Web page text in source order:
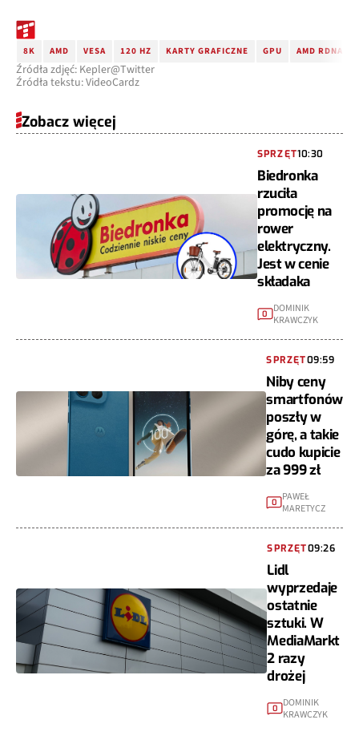
8K AMD VESA 120 HZ KARTY GRAFICZNE GPU AMD RDNA3
Źródła zdjęć: Kepler@Twitter
Źródła tekstu: VideoCardz
Zobacz więcej
SPRZĘT10:30
Biedronka
rzuciła
promocję na
rower
elektryczny.
Jest w cenie
składaka
0
DOMINIK
KRAWCZYK
SPRZĘT09:59
Niby ceny
smartfonów
poszły w
górę, a takie
cudo kupicie
za 999 zł
0
PAWEŁ
MARETYCZ
SPRZĘT09:26
Lidl
wyprzedaje
ostatnie
sztuki. W
MediaMarkt
2 razy
drożej
0
DOMINIK
KRAWCZYK